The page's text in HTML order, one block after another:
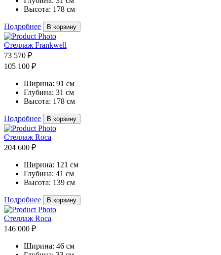
Высота: 178 см
Подробнее В корзину
Стеллаж Frankwell
73 570 ₽
105 100 ₽
Ширина: 91 см
Глубина: 31 см
Высота: 178 см
Подробнее В корзину
Стеллаж Roca
204 600 ₽
Ширина: 121 см
Глубина: 41 см
Высота: 139 см
Подробнее В корзину
Стеллаж Roca
146 000 ₽
Ширина: 46 см